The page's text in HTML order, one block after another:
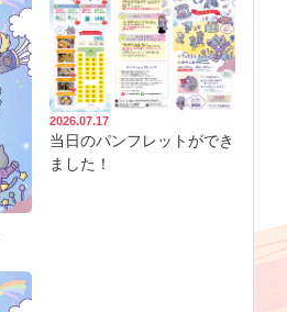
2026.07.17
当日のパンフレットができ
ました！